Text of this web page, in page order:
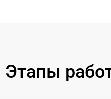
Этапы